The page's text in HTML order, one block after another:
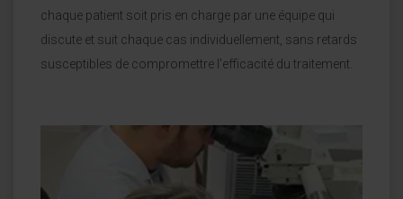
chaque patient soit pris en charge par une équipe qui
discute et suit chaque cas individuellement, sans retards
susceptibles de compromettre l’efficacité du traitement.